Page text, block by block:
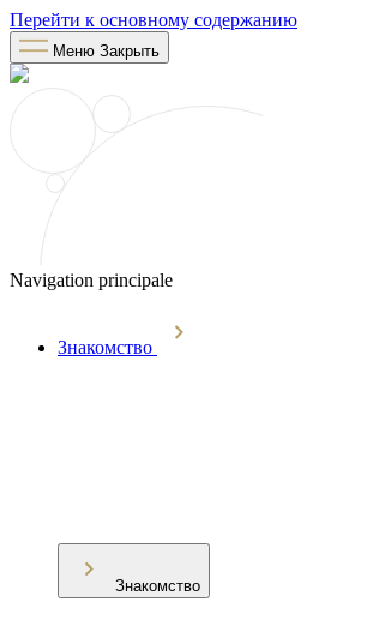
Перейти к основному содержанию
Меню Закрыть
Navigation principale
Знакомство
Знакомство